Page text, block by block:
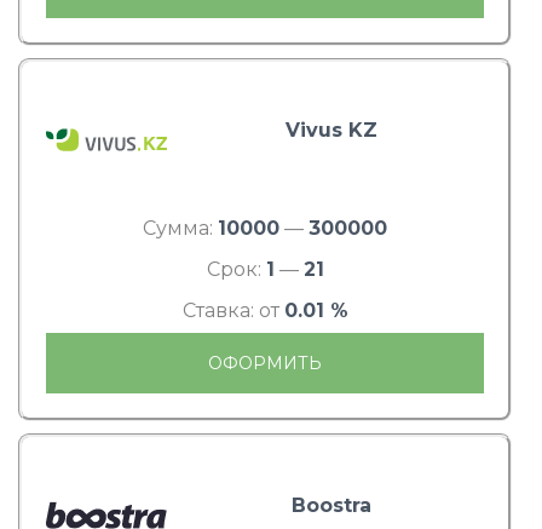
Vivus KZ
Сумма: 10000 — 300000
Срок: 1 — 21
Ставка: от 0.01 %
ОФОРМИТЬ
Boostra